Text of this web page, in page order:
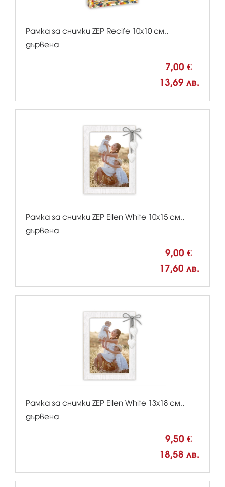
Рамка за снимки ZEP Recife 10x10 см.,
дървена
7,00 €
13,69 лв.
Рамка за снимки ZEP Ellen White 10x15 см.,
дървена
9,00 €
17,60 лв.
Рамка за снимки ZEP Ellen White 13x18 см.,
дървена
9,50 €
18,58 лв.